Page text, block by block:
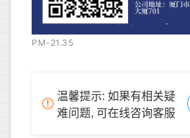
PM-21.35
温馨提示: 如果有相关疑
难问题, 可在线咨询客服